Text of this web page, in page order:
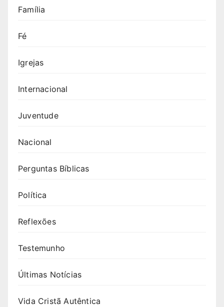
Família
Fé
Igrejas
Internacional
Juventude
Nacional
Perguntas Bíblicas
Política
Reflexões
Testemunho
Últimas Notícias
Vida Cristã Autêntica